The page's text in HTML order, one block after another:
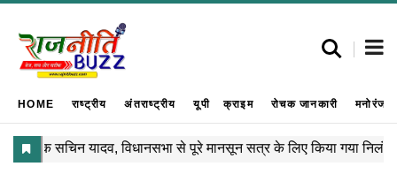
HOME राष्ट्रीय अंतराष्ट्रीय यूपी क्राइम रोचक जानकारी मनोरंजन